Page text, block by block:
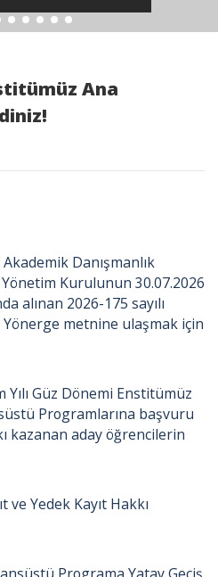
Ana
Danışmanlık
Kurulunun 30.07.2026
alınan 2026-175 sayılı
metnine ulaşmak için
Güz Dönemi Enstitümüz
Programlarına başvuru
kazanan aday öğrencilerin
ve Yedek Kayıt Hakkı